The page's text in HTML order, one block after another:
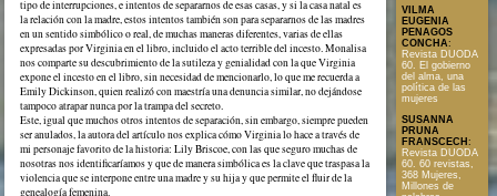
tipo de interrupciones, e intentos de separarnos de esas casas, y si la casa natal es
la relación con la madre, estos intentos también son para separarnos de las madres
en un sentido simbólico o real, de muchas maneras diferentes, varias de ellas
expresadas por Virginia en el libro, incluido el acto terrible del incesto. Monalisa
nos comparte su descubrimiento de la sutileza y genialidad con la que Virginia
expone el incesto en el libro, sin necesidad de mencionarlo, lo que me recuerda a
Emily Dickinson, quien realizó con maestría una denuncia similar, no dejándose
tampoco atrapar nunca por la trampa del secreto.
Este, igual que muchos otros intentos de separación, sin embargo, siempre pueden
ser anulados, la autora del artículo nos explica cómo Virginia lo hace a través de
mi personaje favorito de la historia: Lily Briscoe, con las que seguro muchas de
nosotras nos identificaríamos y que de manera simbólica es la clave que traspasa la
violencia que se interpone entre una madre y su hija y que permite el fluir de la
genealogía femenina.
VILMA
EUGENIA
PENAGOS
CONCHA:
Revista DUODA
60. El gobierno
del alma, una
política de las
mujeres
SUSANNA
PRUNA
FRANSCECH :
Revista DUODA
60. 60 revistas,
368 Mujeres,
Millones de